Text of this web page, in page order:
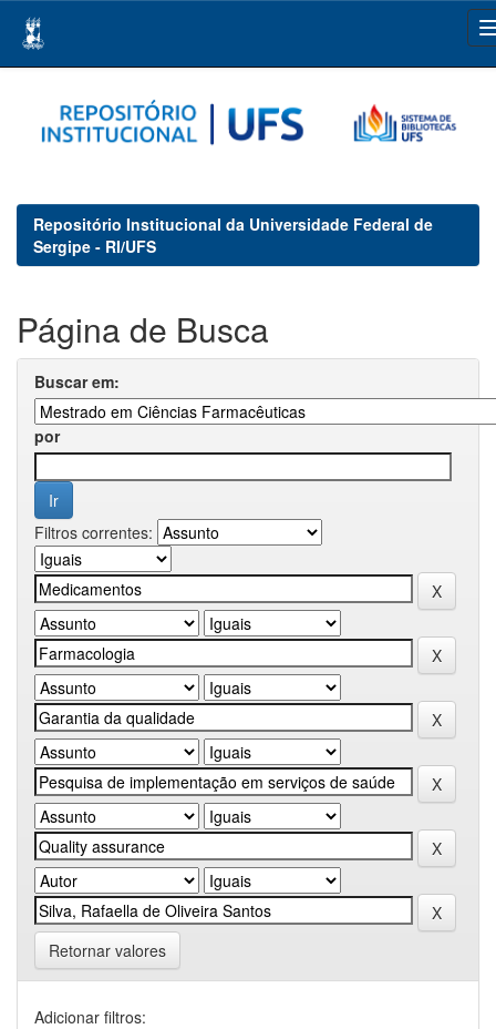
navigation
Repositório Institucional da Universidade Federal de
Sergipe - RI/UFS
Página de Busca
Buscar em:
por
Filtros correntes:
Retornar valores
Adicionar filtros: